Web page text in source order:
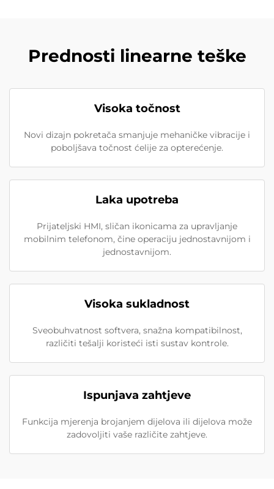
Prednosti linearne teške
Visoka točnost
Novi dizajn pokretača smanjuje mehaničke vibracije i
poboljšava točnost ćelije za opterećenje.
Laka upotreba
Prijateljski HMI, sličan ikonicama za upravljanje
mobilnim telefonom, čine operaciju jednostavnijom i
jednostavnijom.
Visoka sukladnost
Sveobuhvatnost softvera, snažna kompatibilnost,
različiti tešalji koristeći isti sustav kontrole.
Ispunjava zahtjeve
Funkcija mjerenja brojanjem dijelova ili dijelova može
zadovoljiti vaše različite zahtjeve.